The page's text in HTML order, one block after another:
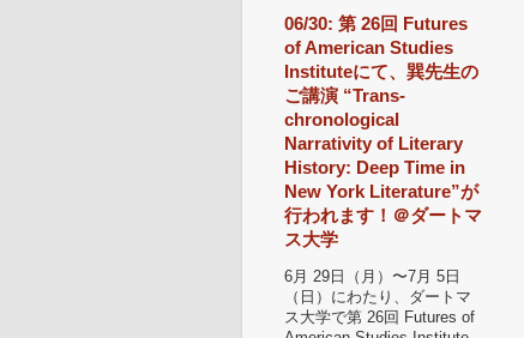
06/30: 第 26回 Futures
of American Studies
Instituteにて、巽先生の
ご講演 “Trans-
chronological
Narrativity of Literary
History: Deep Time in
New York Literature”が
行われます！＠ダートマ
ス大学
6月 29日（月）〜7月 5日
（日）にわたり、ダートマ
ス大学で第 26回 Futures of